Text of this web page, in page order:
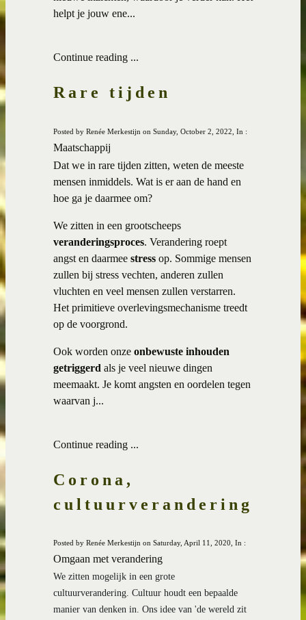
helpt je jouw ene...
Continue reading ...
Rare tijden
Posted by Renée Merkestijn on Sunday, October 2, 2022, In :
Maatschappij
Dat we in rare tijden zitten, weten de meeste
mensen inmiddels. Wat is er aan de hand en
hoe ga je daarmee om?
We zitten in een grootscheeps
veranderingsproces. Verandering roept
angst en daarmee stress op. Sommige mensen
zullen bij stress vechten, anderen zullen
vluchten en veel mensen zullen verstarren.
Het primitieve overlevingsmechanisme treedt
op de voorgrond.
Ook worden onze onbewuste inhouden
getriggerd als je veel nieuwe dingen
meemaakt. Je komt angsten en oordelen tegen
waarvan j...
Continue reading ...
Corona,
cultuurverandering
Posted by Renée Merkestijn on Saturday, April 11, 2020, In :
Omgaan met verandering
We zitten mogelijk in een grote
cultuurverandering. Cultuur houdt een bepaalde
manier van denken in. Ons idee van 'de wereld zit